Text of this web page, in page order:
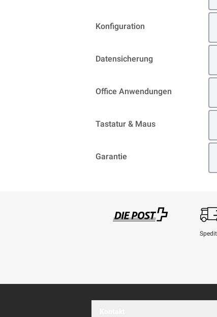
Konfiguration
Datensicherung
Office Anwendungen
Tastatur & Maus
Garantie